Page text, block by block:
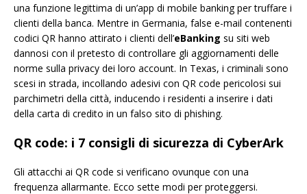
una funzione legittima di un’app di mobile banking per truffare i
clienti della banca. Mentre in Germania, false e-mail contenenti
codici QR hanno attirato i clienti dell’eBanking su siti web
dannosi con il pretesto di controllare gli aggiornamenti delle
norme sulla privacy dei loro account. In Texas, i criminali sono
scesi in strada, incollando adesivi con QR code pericolosi sui
parchimetri della città, inducendo i residenti a inserire i dati
della carta di credito in un falso sito di phishing.
QR code: i 7 consigli di sicurezza di CyberArk
Gli attacchi ai QR code si verificano ovunque con una
frequenza allarmante. Ecco sette modi per proteggersi.